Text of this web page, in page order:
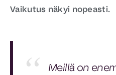
Vaikutus näkyi nopeasti.
Meillä on